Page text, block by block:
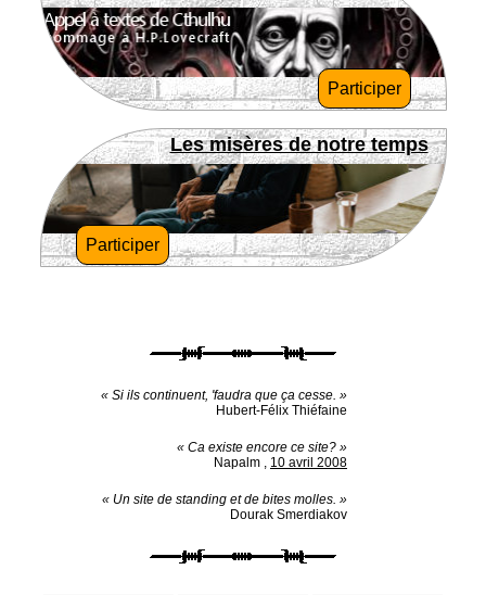
Participer
Les misères de notre temps
Participer
« Si ils continuent, 'faudra que ça cesse. »
Hubert-Félix Thiéfaine
« Ca existe encore ce site? »
Napalm , 10 avril 2008
« Un site de standing et de bites molles. »
Dourak Smerdiakov